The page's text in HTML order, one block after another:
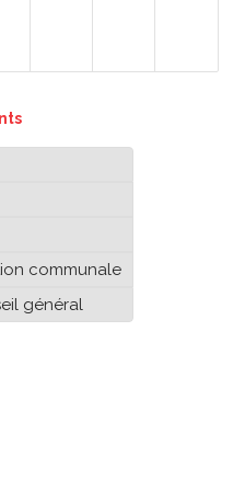
communale
général